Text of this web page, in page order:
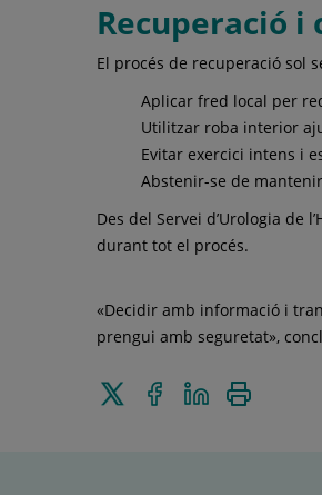
Recuperació
El procés de recuperació sol
Aplicar fred local per
Utilitzar roba interior
Evitar exercici intens i
Abstenir-se de
Des del Servei d’Urologia de
durant tot el procés.
«Decidir amb informació i
prengui amb seguretat»,
Enviar
CompartirCompartir